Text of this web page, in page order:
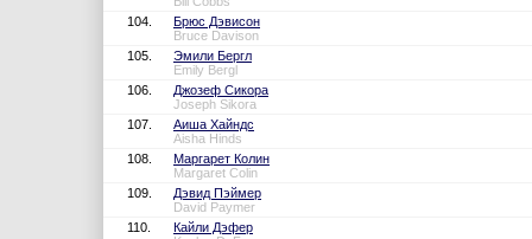
104.
Брюс Дэвисон
Bruce Davison
105.
Эмили Бергл
Emily Bergl
106.
Джозеф Сикора
Joseph Sikora
107.
Аиша Хайндс
Aisha Hinds
108.
Маргарет Колин
Margaret Colin
109.
Дэвид Пэймер
David Paymer
110.
Кайли Дэфер